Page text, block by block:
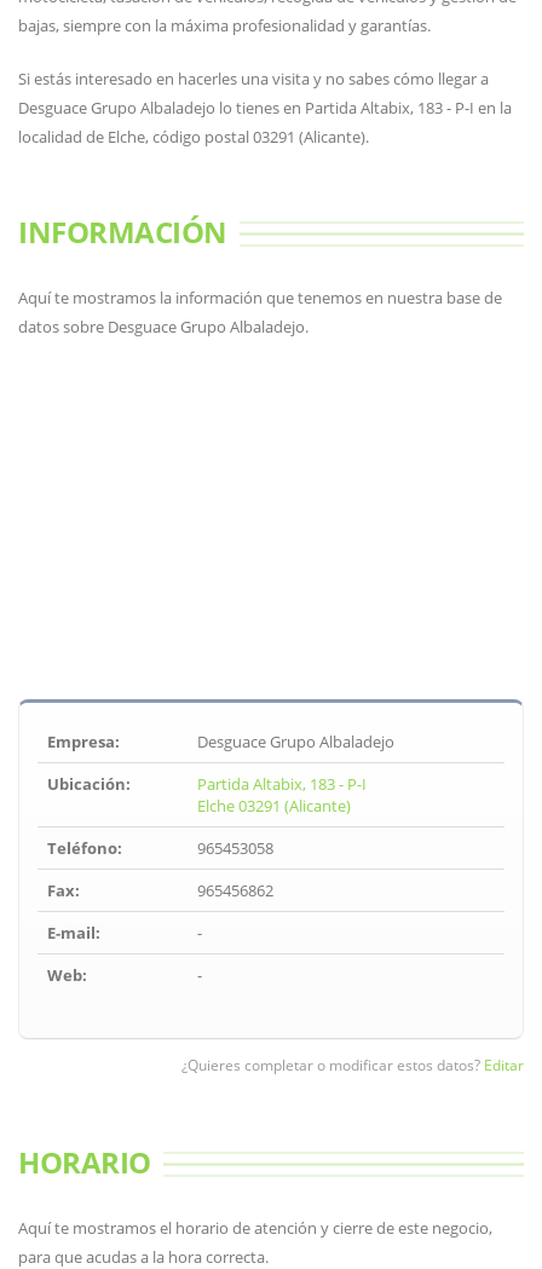
bajas, siempre con la máxima profesionalidad y garantías.
Si estás interesado en hacerles una visita y no sabes cómo llegar a
Desguace Grupo Albaladejo lo tienes en Partida Altabix, 183 - P-I en la
localidad de Elche, código postal 03291 (Alicante).
INFORMACIÓN
Aquí te mostramos la información que tenemos en nuestra base de
datos sobre Desguace Grupo Albaladejo.
Empresa:
Desguace Grupo Albaladejo
Ubicación:
Partida Altabix, 183 - P-I
Elche 03291 (Alicante)
Teléfono:
965453058
Fax:
965456862
E-mail:
-
Web:
-
¿Quieres completar o modificar estos datos? Editar
HORARIO
Aquí te mostramos el horario de atención y cierre de este negocio,
para que acudas a la hora correcta.